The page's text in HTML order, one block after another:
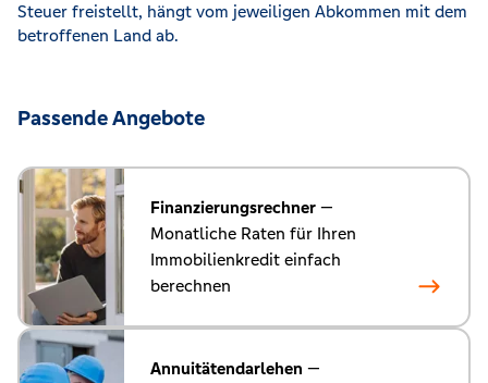
Steuer freistellt, hängt vom jeweiligen Abkommen mit dem
betroffenen Land ab.
Passende Angebote
Finanzierungsrechner —
Monatliche Raten für Ihren
Immobilienkredit einfach
berechnen
Annuitätendarlehen —